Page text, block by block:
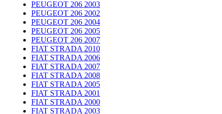
PEUGEOT 206 2003
PEUGEOT 206 2002
PEUGEOT 206 2004
PEUGEOT 206 2005
PEUGEOT 206 2007
FIAT STRADA 2010
FIAT STRADA 2006
FIAT STRADA 2007
FIAT STRADA 2008
FIAT STRADA 2005
FIAT STRADA 2001
FIAT STRADA 2000
FIAT STRADA 2003